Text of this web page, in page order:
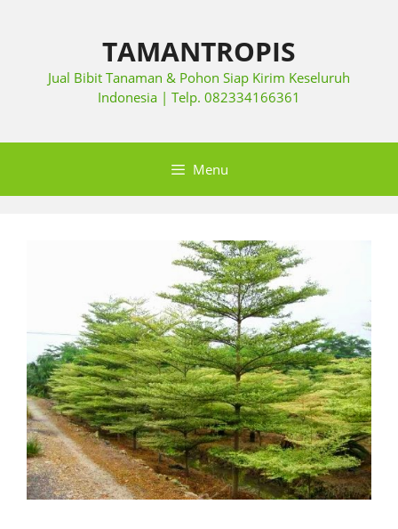
TAMANTROPIS
Jual Bibit Tanaman & Pohon Siap Kirim Keseluruh
Indonesia | Telp. 082334166361
Menu